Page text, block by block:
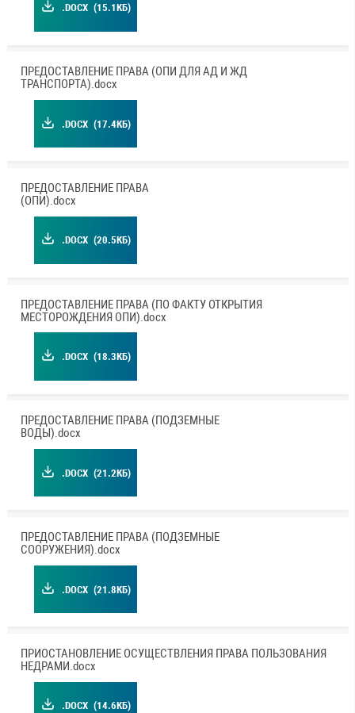
.DOCX (15.1КБ)
ПРЕДОСТАВЛЕНИЕ ПРАВА (ОПИ ДЛЯ АД И ЖД
ТРАНСПОРТА).docx
.DOCX (17.4КБ)
ПРЕДОСТАВЛЕНИЕ ПРАВА
(ОПИ).docx
.DOCX (20.5КБ)
ПРЕДОСТАВЛЕНИЕ ПРАВА (ПО ФАКТУ ОТКРЫТИЯ
МЕСТОРОЖДЕНИЯ ОПИ).docx
.DOCX (18.3КБ)
ПРЕДОСТАВЛЕНИЕ ПРАВА (ПОДЗЕМНЫЕ
ВОДЫ).docx
.DOCX (21.2КБ)
ПРЕДОСТАВЛЕНИЕ ПРАВА (ПОДЗЕМНЫЕ
СООРУЖЕНИЯ).docx
.DOCX (21.8КБ)
ПРИОСТАНОВЛЕНИЕ ОСУЩЕСТВЛЕНИЯ ПРАВА ПОЛЬЗОВАНИЯ
НЕДРАМИ.docx
.DOCX (14.6КБ)